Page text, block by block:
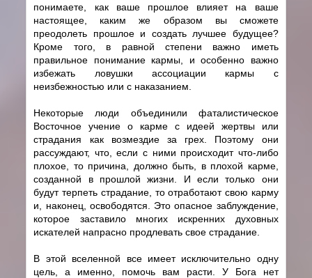
понимаете, как ваше прошлое влияет на ваше
настоящее, каким же образом вы сможете
преодолеть прошлое и создать лучшее будущее?
Кроме того, в равной степени важно иметь
правильное понимание кармы, и особенно важно
избежать ловушки ассоциации кармы с
неизбежностью или с наказанием.
Некоторые люди объединили фаталистическое
Восточное учение о карме с идеей жертвы или
страдания как возмездие за грех. Поэтому они
рассуждают, что, если с ними происходит что-либо
плохое, то причина, должно быть, в плохой карме,
созданной в прошлой жизни. И если только они
будут терпеть страдание, то отработают свою карму
и, наконец, освободятся. Это опасное заблуждение,
которое заставило многих искренних духовных
искателей напрасно продлевать свое страдание.
В этой вселенной все имеет исключительно одну
цель, а именно, помочь вам расти. У Бога нет